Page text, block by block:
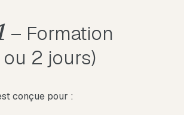
– Formation
ou 2 jours)
conçue pour :